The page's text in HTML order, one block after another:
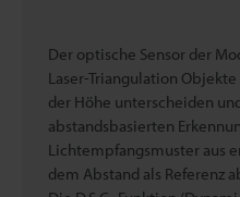
Der optische Sensor der
Laser-Triangulation
der Höhe unterscheiden
abstandsbasierten
Lichtempfangsmuster aus
dem Abstand als Referenz